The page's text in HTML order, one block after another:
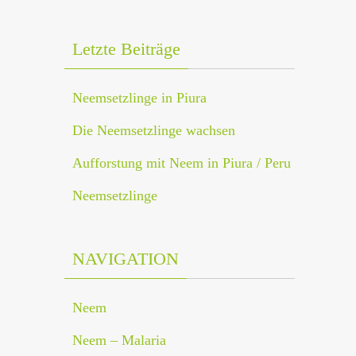
Letzte Beiträge
Neemsetzlinge in Piura
Die Neemsetzlinge wachsen
Aufforstung mit Neem in Piura / Peru
Neemsetzlinge
NAVIGATION
Neem
Neem – Malaria